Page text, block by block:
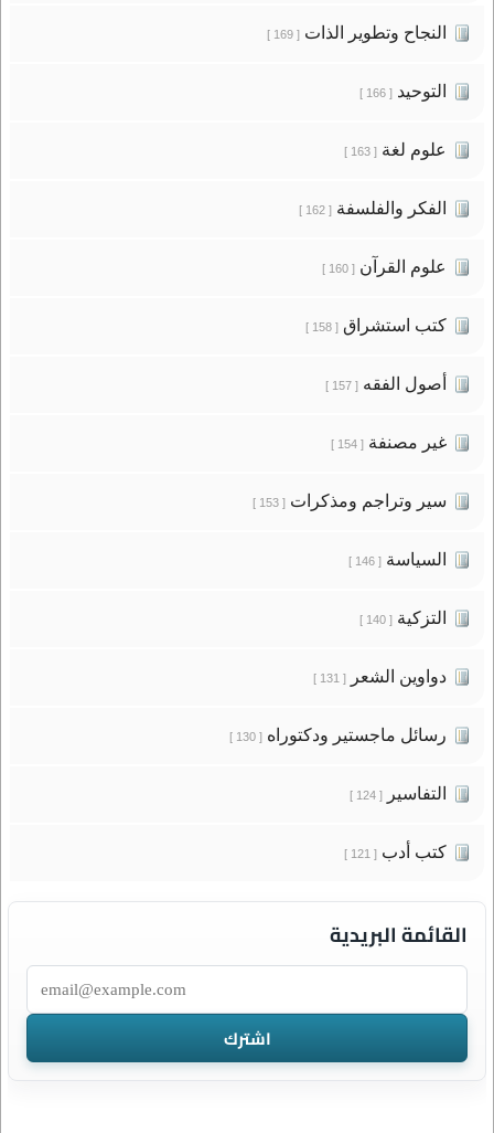
النجاح وتطوير الذات[ 169 ]
التوحيد[ 166 ]
علوم لغة[ 163 ]
الفكر والفلسفة[ 162 ]
علوم القرآن[ 160 ]
كتب استشراق[ 158 ]
أصول الفقه[ 157 ]
غير مصنفة[ 154 ]
سير وتراجم ومذكرات[ 153 ]
السياسة[ 146 ]
التزكية[ 140 ]
دواوين الشعر[ 131 ]
رسائل ماجستير ودكتوراه[ 130 ]
التفاسير[ 124 ]
كتب أدب[ 121 ]
القائمة البريدية